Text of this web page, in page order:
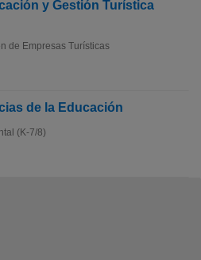
y Gestión Turística
de Empresas Turísticas
de la Educación
(K-7/8)